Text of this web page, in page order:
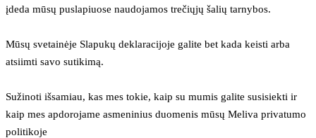
įdeda mūsų puslapiuose naudojamos trečiųjų šalių tarnybos.
Mūsų svetainėje Slapukų deklaracijoje galite bet kada keisti arba
atsiimti savo sutikimą.
Sužinoti išsamiau, kas mes tokie, kaip su mumis galite susisiekti ir
kaip mes apdorojame asmeninius duomenis mūsų Meliva privatumo
politikoje